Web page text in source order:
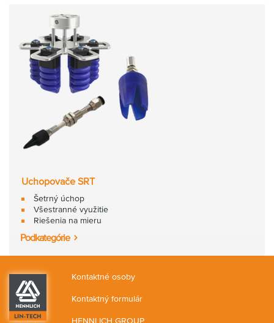
Uchopovače SRT
Šetrný úchop
Všestranné využitie
Riešenia na mieru
Podkategórie
Kontaktné osoby
Kontaktný formulár
HENNLICH GROUP